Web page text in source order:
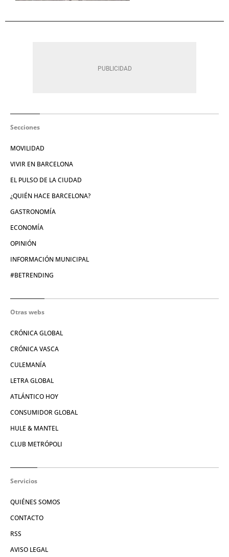
Secciones
MOVILIDAD
VIVIR EN BARCELONA
EL PULSO DE LA CIUDAD
¿QUIÉN HACE BARCELONA?
GASTRONOMÍA
ECONOMÍA
OPINIÓN
INFORMACIÓN MUNICIPAL
#BETRENDING
Otras webs
CRÓNICA GLOBAL
CRÓNICA VASCA
CULEMANÍA
LETRA GLOBAL
ATLÁNTICO HOY
CONSUMIDOR GLOBAL
HULE & MANTEL
CLUB METRÓPOLI
Servicios
QUIÉNES SOMOS
CONTACTO
RSS
AVISO LEGAL